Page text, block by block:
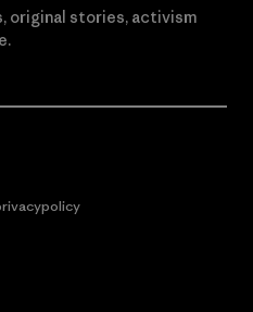
original stories, activism